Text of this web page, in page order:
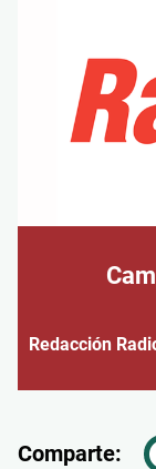
Redacción
Comparte: